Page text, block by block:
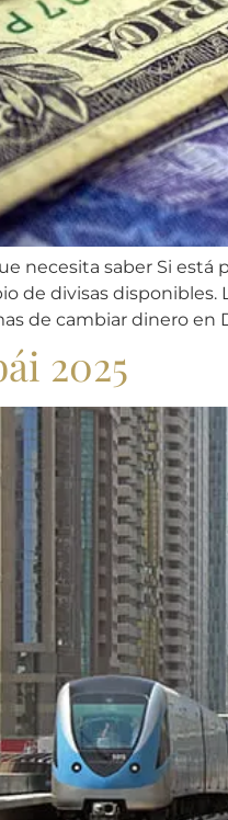
necesita saber Si
de divisas
de cambiar dinero en
2025